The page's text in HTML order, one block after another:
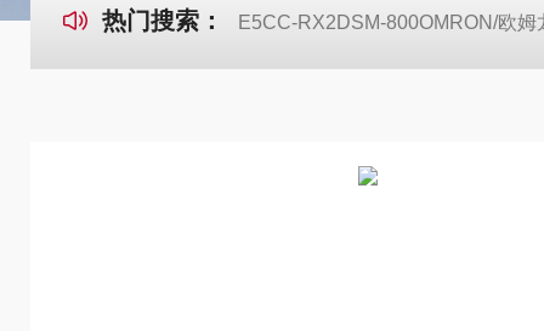
热门搜索： E5CC-RX2DSM-800OMRON/欧